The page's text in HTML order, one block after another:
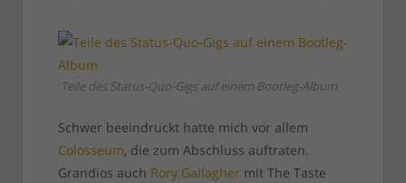
Teile des Status-Quo-Gigs auf einem Bootleg-Album
Schwer beeindruckt hatte mich vor allem
Colosseum, die zum Abschluss auftraten.
Grandios auch Rory Gallaghermit The Taste